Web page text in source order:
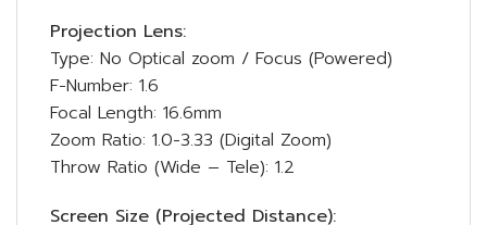
Projection Lens:
Type: No Optical zoom / Focus (Powered)
F-Number: 1.6
Focal Length: 16.6mm
Zoom Ratio: 1.0-3.33 (Digital Zoom)
Throw Ratio (Wide – Tele): 1.2
Screen Size (Projected Distance):